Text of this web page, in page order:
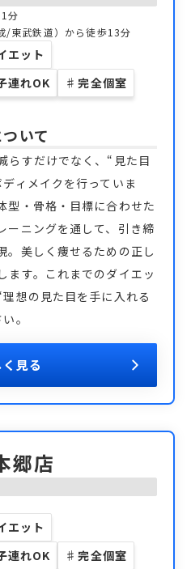
分
/東武鉄道）から徒歩13分
エット
連れOK ♯ 完全個室
いて
らすだけでなく、“見た目
ィメイクを行っていま
型・骨格・目標に合わせた
ーニングを通して、引き締
。美しく痩せるための正し
ます。これまでのダイエッ
想の見た目を手に入れる
。
見る
郷店
エット
連れOK ♯ 完全個室